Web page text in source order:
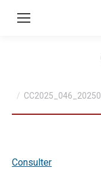
principal
Consulter